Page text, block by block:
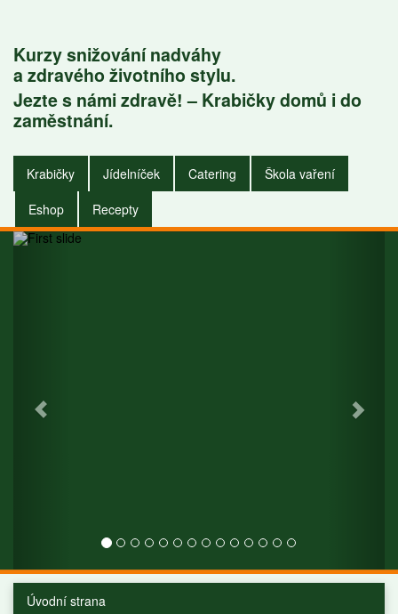
Kurzy snižování nadváhy
a zdravého životního stylu.
Jezte s námi zdravě! – Krabičky domů i do
zaměstnání.
Krabičky Jídelníček Catering
Škola vaření
Eshop
Recepty
Krabičky do
zaměstnání i do
domu.
Úvodní strana